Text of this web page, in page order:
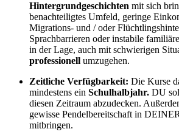
Hintergrundgeschichten mit sich
benachteiligtes Umfeld, geringe
Migrations- und / oder
Sprachbarrieren oder instabile
in der Lage, auch mit schwierigen
professionell umzugehen.
Zeitliche Verfügbarkeit: Die Kurse
mindestens ein Schulhalbjahr. DU
diesen Zeitraum abzudecken.
gewisse Pendelbereitschaft in
mitbringen.